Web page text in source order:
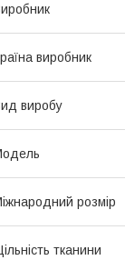
виробник
виробу
розмір
тканини